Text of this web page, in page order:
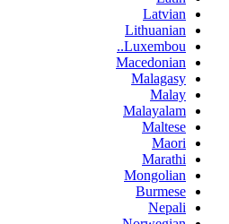
Latvian
Lithuanian
Luxembou..
Macedonian
Malagasy
Malay
Malayalam
Maltese
Maori
Marathi
Mongolian
Burmese
Nepali